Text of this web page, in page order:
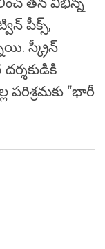
పీక్స్,
స్క్రీన్
పరిశ్రమకు “భారీ